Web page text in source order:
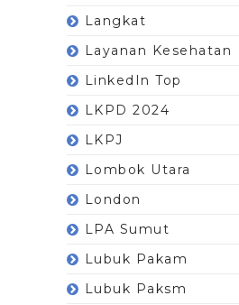
Langkat
Layanan Kesehatan
LinkedIn Top
LKPD 2024
LKPJ
Lombok Utara
London
LPA Sumut
Lubuk Pakam
Lubuk Paksm